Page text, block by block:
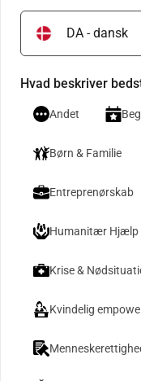
Hvad beskriver
Andet
Børn & Familie
Entreprenørskab
Humanitær Hjælp
Krise &
Kvindelig